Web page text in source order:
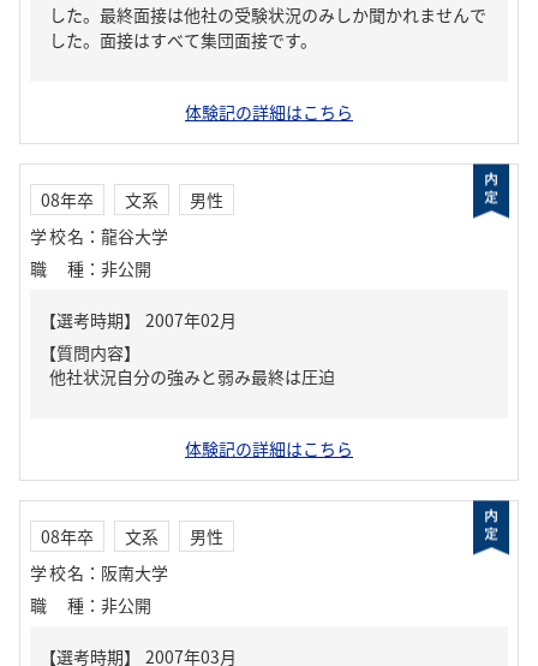
した。最終面接は他社の受験状況のみしか聞かれませんで
した。面接はすべて集団面接です。
体験記の詳細はこちら
08年卒 文系
男性
学校名 ： 龍谷大学
職種 ： 非公開
【質問内容】
他社状況自分の強みと弱み最終は圧迫
体験記の詳細はこちら
08年卒 文系
男性
学校名 ： 阪南大学
職種 ： 非公開